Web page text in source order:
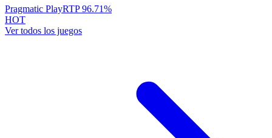
Pragmatic PlayRTP96.71%
HOT
Ver todos los juegos